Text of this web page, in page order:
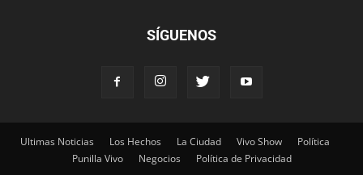
SÍGUENOS
Ultimas Noticias Los Hechos La Ciudad Vivo Show
Política
Punilla Vivo
Negocios Política de Privacidad